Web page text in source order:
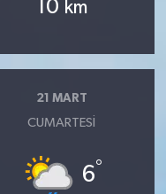
10 km
21 MART
CUMARTESI
6°